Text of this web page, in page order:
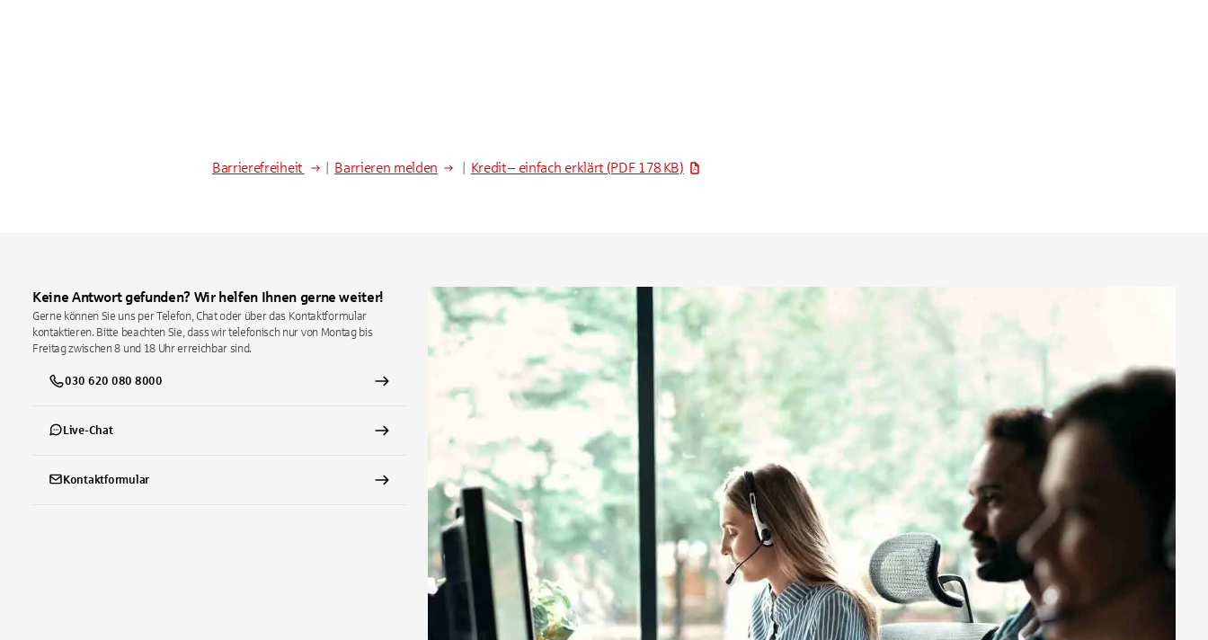
Barrierefreiheit Barrieren melden Kredit – einfach erklärt (PDF 178 KB)
Keine Antwort gefunden? Wir helfen Ihnen gerne weiter!
Gerne können Sie uns per Telefon, Chat oder über das Kontaktformular
kontaktieren. Bitte beachten Sie, dass wir telefonisch nur von Montag bis
Freitag zwischen 8 und 18 Uhr erreichbar sind.
030 620 080 8000
Live-Chat
Kontaktformular